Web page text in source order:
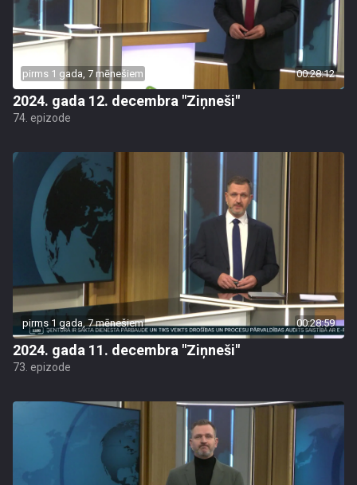
pirms 1 gada, 7 mēnešiem 00:28:12
2024. gada 12. decembra "Ziņneši"
74. epizode
pirms 1 gada, 7 mēnešiem 00:28:59
2024. gada 11. decembra "Ziņneši"
73. epizode